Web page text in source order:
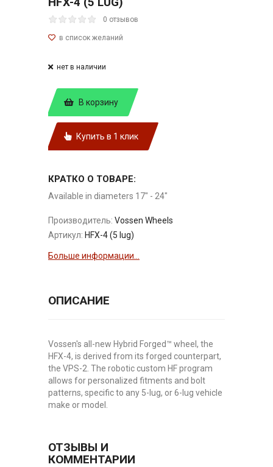
0 отзывов
нет в наличии
В корзину
Купить в 1 клик
КРАТКО О ТОВАРЕ:
Available in diameters 17" - 24"
Производитель: Vossen Wheels
Артикул: HFX-4 (5 lug)
Больше информации...
ОПИСАНИЕ
Vossen's all-new Hybrid Forged™ wheel, the
HFX-4, is derived from its forged counterpart,
the VPS-2. The robotic custom HF program
allows for personalized fitments and bolt
patterns, specific to any 5-lug, or 6-lug vehicle
make or model.
ОТЗЫВЫ И
КОММЕНТАРИИ